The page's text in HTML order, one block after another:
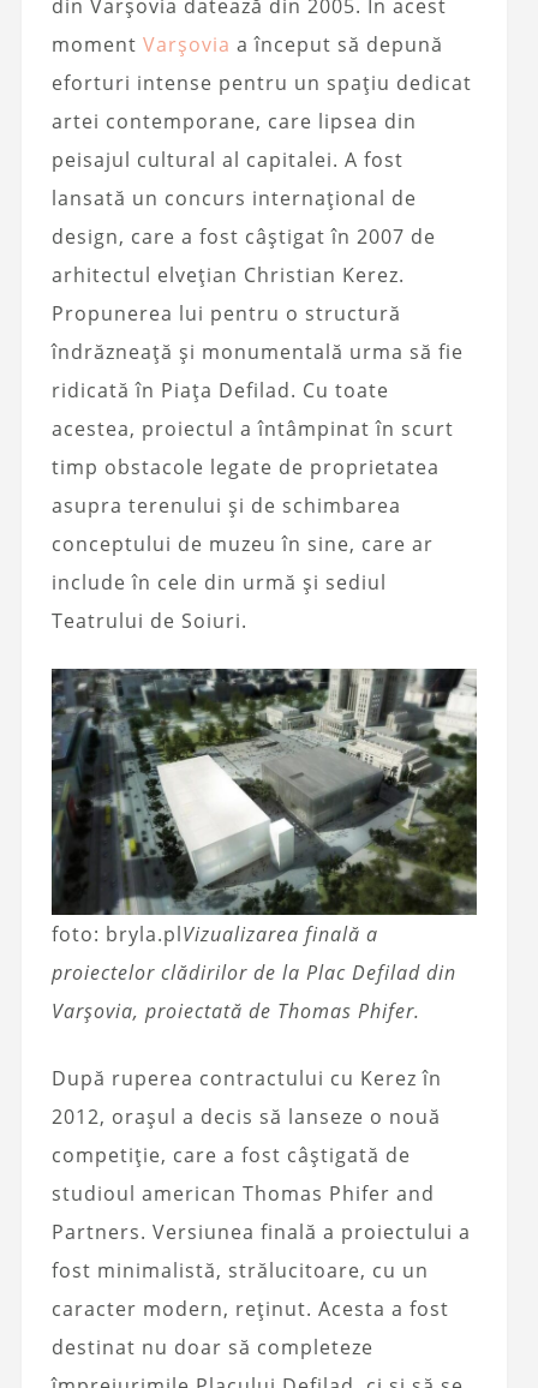
din Varșovia datează din 2005. În acest
moment Varşovia a început să depună
eforturi intense pentru un spațiu dedicat
artei contemporane, care lipsea din
peisajul cultural al capitalei. A fost
lansată un concurs internațional de
design, care a fost câștigat în 2007 de
arhitectul elvețian Christian Kerez.
Propunerea lui pentru o structură
îndrăzneață și monumentală urma să fie
ridicată în Piața Defilad. Cu toate
acestea, proiectul a întâmpinat în scurt
timp obstacole legate de proprietatea
asupra terenului și de schimbarea
conceptului de muzeu în sine, care ar
include în cele din urmă și sediul
Teatrului de Soiuri.
foto: bryla.plVizualizarea finală a
proiectelor clădirilor de la Plac Defilad din
Varșovia, proiectată de Thomas Phifer.
După ruperea contractului cu Kerez în
2012, orașul a decis să lanseze o nouă
competiție, care a fost câștigată de
studioul american Thomas Phifer and
Partners. Versiunea finală a proiectului a
fost minimalistă, strălucitoare, cu un
caracter modern, reținut. Acesta a fost
destinat nu doar să completeze